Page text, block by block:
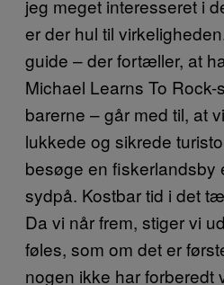
jeg meget interesseret i
er der hul til
guide – der fortæller, at
Michael Learns To
barerne – går med til, at
lukkede og sikrede
besøge en fiskerlandsby
sydpå. Kostbar tid i det
Da vi når frem, stiger vi
føles, som om det er
nogen ikke har forberedt